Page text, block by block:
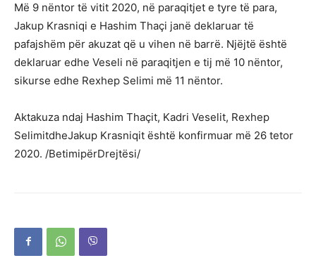
Më 9 nëntor të vitit 2020, në paraqitjet e tyre të para,
Jakup Krasniqi e Hashim Thaçi janë deklaruar të
pafajshëm për akuzat që u vihen në barrë. Njëjtë është
deklaruar edhe Veseli në paraqitjen e tij më 10 nëntor,
sikurse edhe Rexhep Selimi më 11 nëntor.
Aktakuza ndaj Hashim Thaçit, Kadri Veselit, Rexhep
SelimitdheJakup Krasniqit është konfirmuar më 26 tetor
2020. /BetimipërDrejtësi/